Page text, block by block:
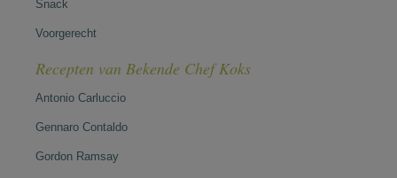
Snack
Voorgerecht
Recepten van Bekende Chef Koks
Antonio Carluccio
Gennaro Contaldo
Gordon Ramsay